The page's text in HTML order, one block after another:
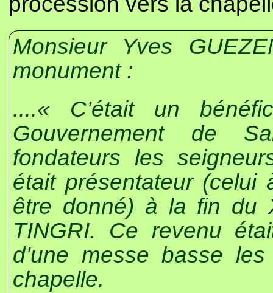
Monsieur Yves
monument :
....« C’était un
Gouvernement de
fondateurs les
était présentateur
être donné) à la fin du
TINGRI. Ce revenu
d’une messe basse
chapelle.